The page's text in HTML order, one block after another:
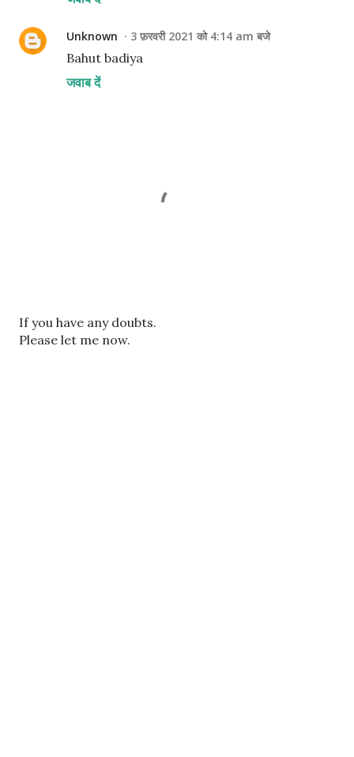
Unknown 3 फ़रवरी 2021 को 4:14 am बजे
Bahut badiya
जवाब दें
ए
क
If you have any doubts.
Please let me now.